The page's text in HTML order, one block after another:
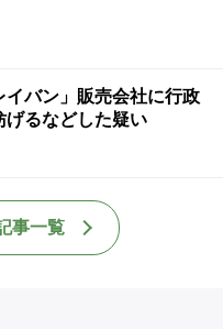
イバン」販売会社に行政
るなどした疑い
事一覧